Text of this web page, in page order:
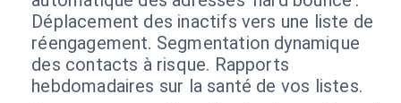
Déplacement des inactifs vers une liste de
réengagement. Segmentation dynamique
des contacts à risque. Rapports
hebdomadaires sur la santé de vos listes.